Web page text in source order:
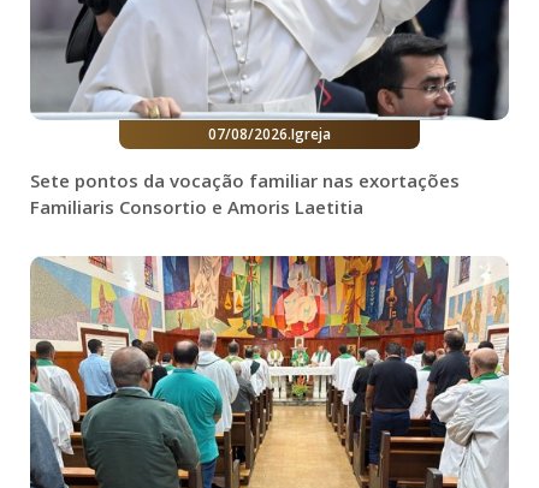
07/08/2026.Igreja
Sete pontos da vocação familiar nas exortações
Familiaris Consortio e Amoris Laetitia